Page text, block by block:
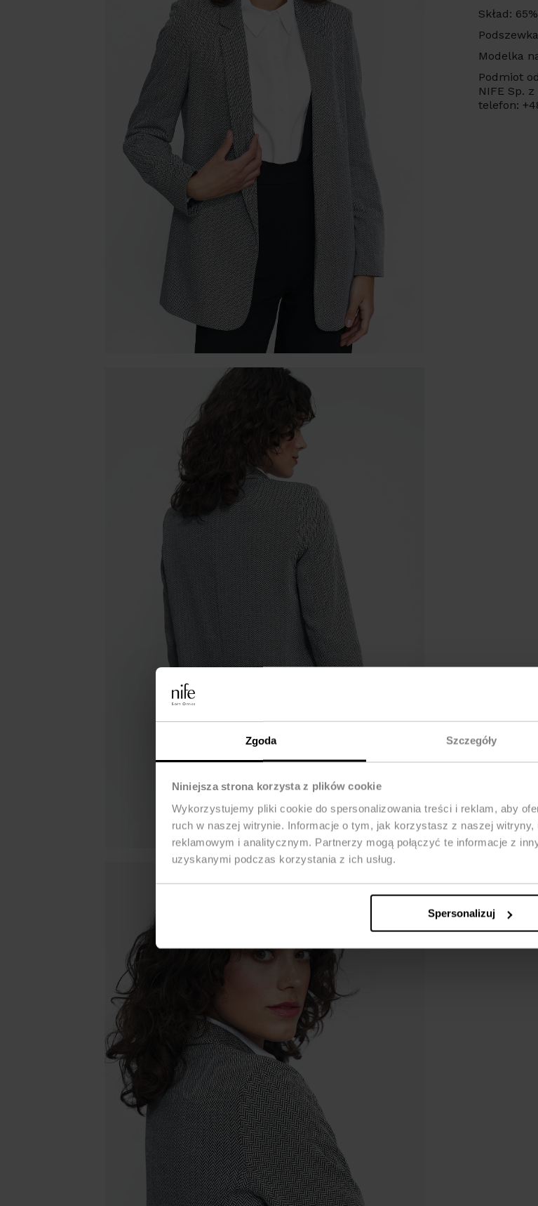
Zgoda Szczegóły
Niniejsza strona korzysta z plików cookie
Wykorzystujemy pliki cookie do spersonalizowania treści i reklam, aby
ruch w naszej witrynie. Informacje o tym, jak korzystasz z naszej witryny,
reklamowym i analitycznym. Partnerzy mogą połączyć te informacje z
uzyskanymi podczas korzystania z ich usług.
Spersonalizuj
Skład:
Modelka
Podmiot
NIFE Sp.
telefon: